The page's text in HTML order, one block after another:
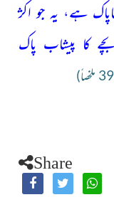
ہے، یہ جو اکژ
کا پیشاب پاک
Share